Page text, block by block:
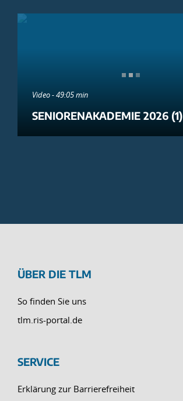
Video - 49:05 min
SENIORENAKADEMIE 2026 (1)
ÜBER DIE TLM
So finden Sie uns
tlm.ris-portal.de
SERVICE
Erklärung zur Barrierefreiheit